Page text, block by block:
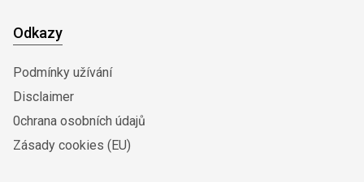
Odkazy
Podmínky užívání
Disclaimer
0chrana osobních údajů
Zásady cookies (EU)